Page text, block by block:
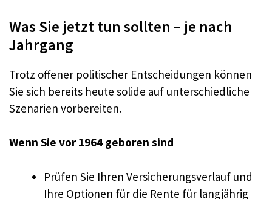
Was Sie jetzt tun sollten – je nach
Jahrgang
Trotz offener politischer Entscheidungen können
Sie sich bereits heute solide auf unterschiedliche
Szenarien vorbereiten.
Wenn Sie vor 1964 geboren sind
Prüfen Sie Ihren Versicherungsverlauf und
Ihre Optionen für die Rente für langjährig